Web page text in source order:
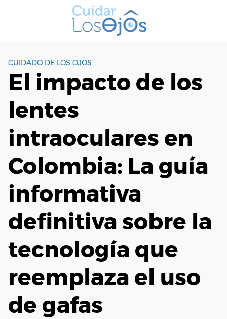
CUIDADO DE LOS OJOS
El impacto de los
lentes
intraoculares en
Colombia: La guía
informativa
definitiva sobre la
tecnología que
reemplaza el uso
de gafas